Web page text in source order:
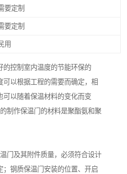
要定制
要定制
用
的控制室内温度的节能环保的
可以根据工程的需要而确定，相
可以随着保温材料的变化而变
制作保温门的材料是聚酯氨和聚
门及其附件质量，必须符合设计
；钢质保温门安装的位置、开启